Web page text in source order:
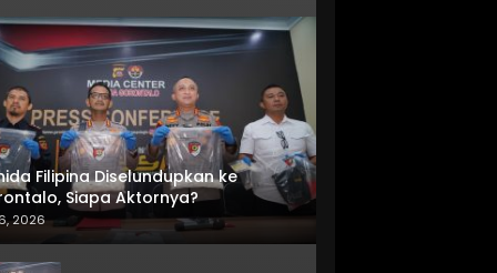
Filipina Diselundupkan ke
Siapa Aktornya?
2026